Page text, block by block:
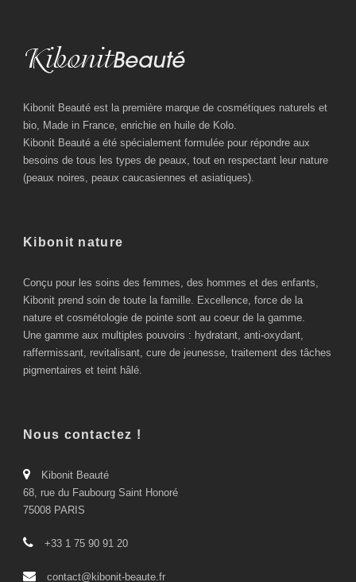
Kibonit Beauté est la première marque de cosmétiques naturels et
bio, Made in France, enrichie en huile de Kolo.
Kibonit Beauté a été spécialement formulée pour répondre aux
besoins de tous les types de peaux, tout en respectant leur nature
(peaux noires, peaux caucasiennes et asiatiques).
Kibonit nature
Conçu pour les soins des femmes, des hommes et des enfants,
Kibonit prend soin de toute la famille. Excellence, force de la
nature et cosmétologie de pointe sont au coeur de la gamme.
Une gamme aux multiples pouvoirs : hydratant, anti-oxydant,
raffermissant, revitalisant, cure de jeunesse, traitement des tâches
pigmentaires et teint hâlé.
Nous contactez !
Kibonit Beauté
68, rue du Faubourg Saint Honoré
75008 PARIS
+33 1 75 90 91 20
contact@kibonit-beaute.fr